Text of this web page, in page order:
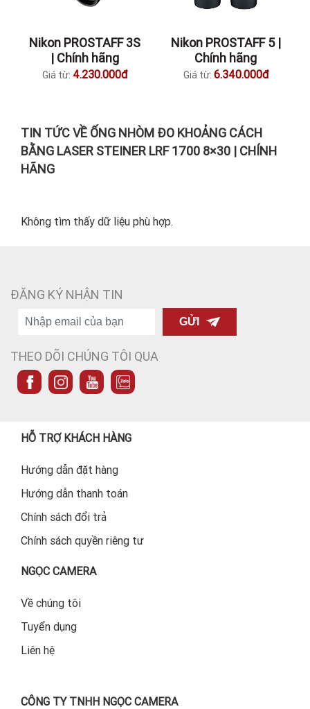
Nikon PROSTAFF 3S
| Chính hãng
Giá từ: 4.230.000đ
Nikon PROSTAFF 5 |
Chính hãng
Giá từ: 6.340.000đ
TIN TỨC VỀ ỐNG NHÒM ĐO KHOẢNG CÁCH
BẰNG LASER STEINER LRF 1700 8×30 | CHÍNH
HÃNG
Không tìm thấy dữ liệu phù hợp.
ĐĂNG KÝ NHẬN TIN
GỬI
THEO DÕI CHÚNG TÔI QUA
HỖ TRỢ KHÁCH HÀNG
Hướng dẫn đặt hàng
Hướng dẫn thanh toán
Chính sách đổi trả
Chính sách quyền riêng tư
NGỌC CAMERA
Về chúng tôi
Tuyển dụng
Liên hệ
CÔNG TY TNHH NGỌC CAMERA